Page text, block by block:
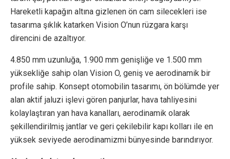
Hareketli kapağın altına gizlenen ön cam silecekleri ise
tasarıma şıklık katarken Vision O’nun rüzgara karşı
direncini de azaltıyor.
4.850 mm uzunluğa, 1.900 mm genişliğe ve 1.500 mm
yüksekliğe sahip olan Vision O, geniş ve aerodinamik bir
profile sahip. Konsept otomobilin tasarımı, ön bölümde yer
alan aktif jaluzi işlevi gören panjurlar, hava tahliyesini
kolaylaştıran yan hava kanalları, aerodinamik olarak
şekillendirilmiş jantlar ve geri çekilebilir kapı kolları ile en
yüksek seviyede aerodinamizmi bünyesinde barındırıyor.